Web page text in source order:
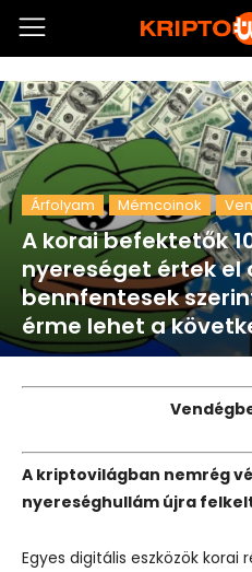
Árfolyam Mémcoinok
A korai befektetők
nyereséget értek el
bennfentesek
érme lehet a
A kriptovilágban nemrég
nyereséghullám újra
Egyes digitális eszközök korai